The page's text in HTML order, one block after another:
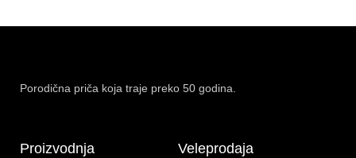
Porodična priča koja traje preko 50 godina.
Proizvodnja Veleprodaja